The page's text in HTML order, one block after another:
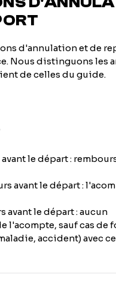
d'annulation et de
Nous distinguons les
de celles du guide.
le départ :
avant le départ :
avant le départ : aucun
l'acompte, sauf cas de
accident) avec